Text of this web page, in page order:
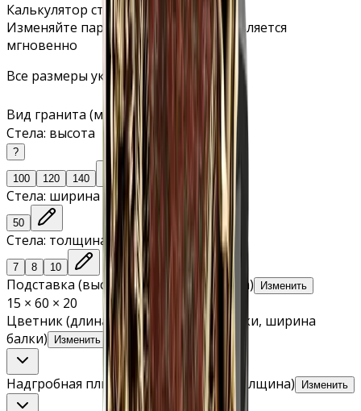
Калькулятор стоимости
Изменяйте параметры — цена обновляется
мгновенно
Все размеры указаны в сантиметрах.
Вид гранита (мрамора)
Стела: высота
?
100 120 140
Стела: ширина
50
Стела: толщина
7 8 10
Подставка (высота, ширина, толщина) Изменить
15 × 60 × 20
Цветник (длина, ширина, высота балки, ширина
балки)
Изменить
Надгробная плита (длина, ширина, толщина) Изменить